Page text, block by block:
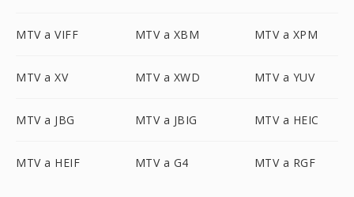
MTV a VIFF MTV a XBM MTV a XPM
MTV a XV MTV a XWD MTV a YUV
MTV a JBG MTV a JBIG MTV a HEIC
MTV a HEIF MTV a G4 MTV a RGF